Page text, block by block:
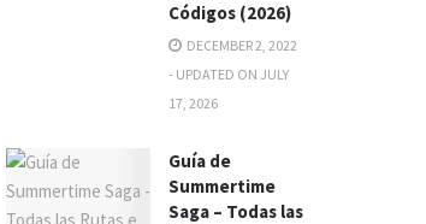
Códigos (2026)
DECEMBER 2, 2022
- UPDATED ON JULY
17, 2026
Guía de
Summertime
Saga – Todas las